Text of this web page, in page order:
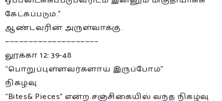
கேட்கப்படும்.”
ஆண்டவரின் அருள்வாக்கு.
———————————————————–
லூக்கா 12: 39-48
“பொறுப்புள்ளவர்களாய் இருப்போம்”
நிகழ்வு
“Bites& Pieces” என்ற சஞ்சிகையில் வந்த நிகழ்வு